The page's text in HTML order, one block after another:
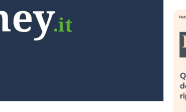
dell’economia reale.